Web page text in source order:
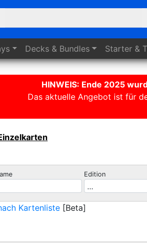
Decks & Bundles Starter &
HINWEIS: Ende 2025
Das aktuelle Angebot ist für
Edition
Kartenliste [Beta]